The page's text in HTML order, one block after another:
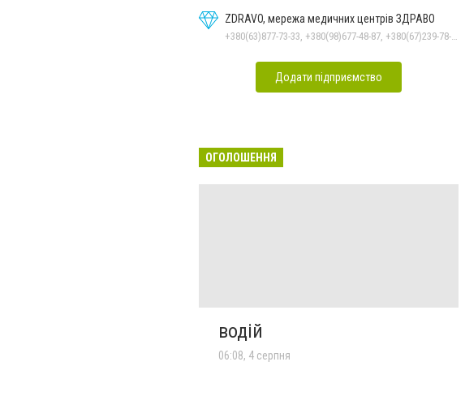
ZDRAVO, мережа медичних центрів ЗДРАВО
Додати підприємство
ОГОЛОШЕННЯ
водій
06:08, 4 серпня